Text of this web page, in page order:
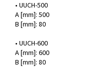
• UUCH-500
A [mm]: 500
B [mm]: 80
• UUCH-600
A [mm]: 600
B [mm]: 80